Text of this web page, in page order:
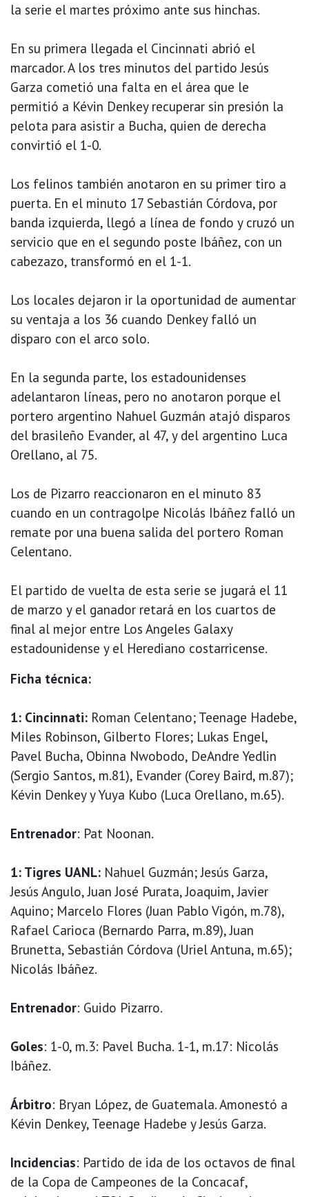
la serie el martes próximo ante sus hinchas.
En su primera llegada el Cincinnati abrió el
marcador. A los tres minutos del partido Jesús
Garza cometió una falta en el área que le
permitió a Kévin Denkey recuperar sin presión la
pelota para asistir a Bucha, quien de derecha
convirtió el 1-0.
Los felinos también anotaron en su primer tiro a
puerta. En el minuto 17 Sebastián Córdova, por
banda izquierda, llegó a línea de fondo y cruzó un
servicio que en el segundo poste Ibáñez, con un
cabezazo, transformó en el 1-1.
Los locales dejaron ir la oportunidad de aumentar
su ventaja a los 36 cuando Denkey falló un
disparo con el arco solo.
En la segunda parte, los estadounidenses
adelantaron líneas, pero no anotaron porque el
portero argentino Nahuel Guzmán atajó disparos
del brasileño Evander, al 47, y del argentino Luca
Orellano, al 75.
Los de Pizarro reaccionaron en el minuto 83
cuando en un contragolpe Nicolás Ibáñez falló un
remate por una buena salida del portero Roman
Celentano.
El partido de vuelta de esta serie se jugará el 11
de marzo y el ganador retará en los cuartos de
final al mejor entre Los Angeles Galaxy
estadounidense y el Herediano costarricense.
Ficha técnica:
1: Cincinnati: Roman Celentano; Teenage Hadebe,
Miles Robinson, Gilberto Flores; Lukas Engel,
Pavel Bucha, Obinna Nwobodo, DeAndre Yedlin
(Sergio Santos, m.81), Evander (Corey Baird, m.87);
Kévin Denkey y Yuya Kubo (Luca Orellano, m.65).
Entrenador: Pat Noonan.
1: Tigres UANL: Nahuel Guzmán; Jesús Garza,
Jesús Angulo, Juan José Purata, Joaquim, Javier
Aquino; Marcelo Flores (Juan Pablo Vigón, m.78),
Rafael Carioca (Bernardo Parra, m.89), Juan
Brunetta, Sebastián Córdova (Uriel Antuna, m.65);
Nicolás Ibáñez.
Entrenador: Guido Pizarro.
Goles: 1-0, m.3: Pavel Bucha. 1-1, m.17: Nicolás
Ibáñez.
Árbitro: Bryan López, de Guatemala. Amonestó a
Kévin Denkey, Teenage Hadebe y Jesús Garza.
Incidencias: Partido de ida de los octavos de final
de la Copa de Campeones de la Concacaf,